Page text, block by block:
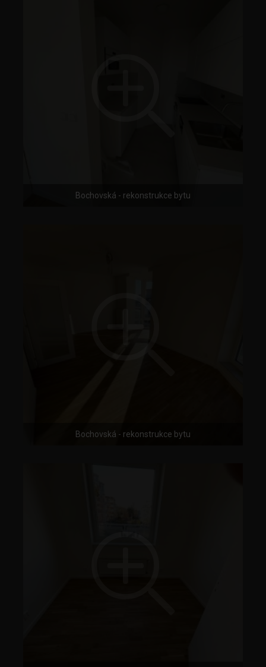
Bochovská - rekonstrukce bytu
Bochovská - rekonstrukce bytu